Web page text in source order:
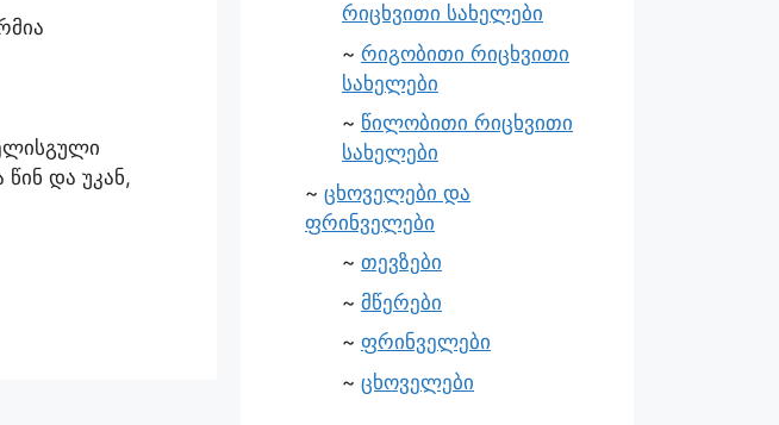
და უკან,
რიცხვითი სახელები
რიგობითი რიცხვითი
სახელები
წილობითი რიცხვითი
სახელები
ცხოველები და
ფრინველები
თევზები
მწერები
ფრინველები
ცხოველები